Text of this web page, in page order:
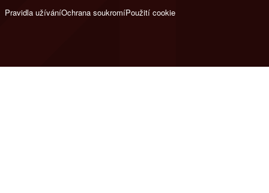
Pravidla užíváníOchrana soukromíPoužití cookie